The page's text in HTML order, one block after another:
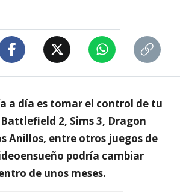
a día es tomar el control de tu
2, Sims 3, Dragon
Anillos, entre otros juegos de
podría cambiar
de unos meses.